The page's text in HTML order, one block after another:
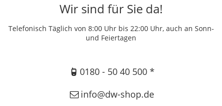
Wir sind für Sie da!
Telefonisch Täglich von 8:00 Uhr bis 22:00 Uhr, auch an Sonn-
und Feiertagen
0180 - 50 40 500 *
info@dw-shop.de